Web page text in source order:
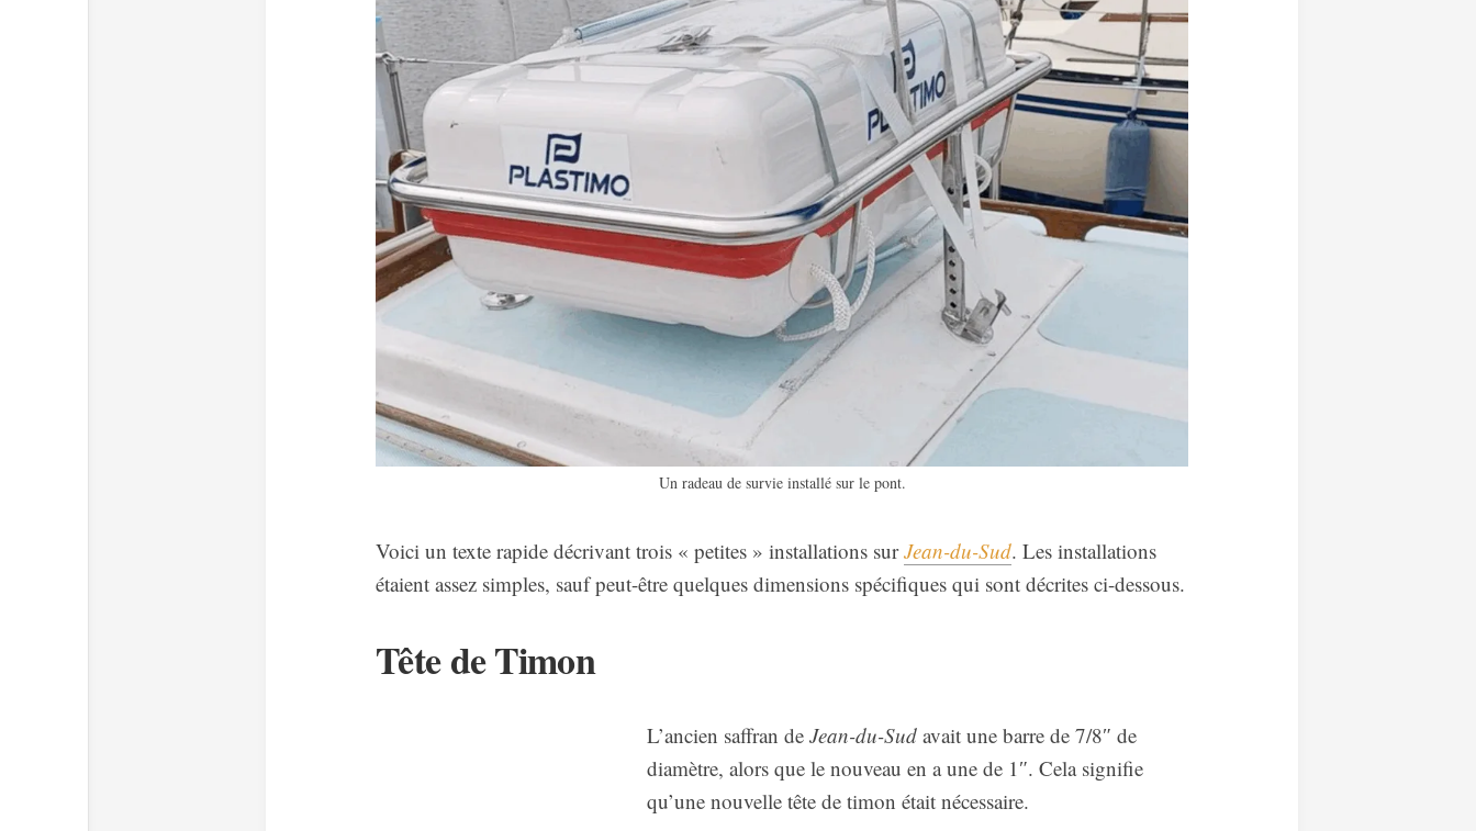
Un radeau de survie installé sur le pont.
Voici un texte rapide décrivant trois « petites » installations surJean-du-Sud. Les installations
étaient assez simples, sauf peut-être quelques dimensions spécifiques qui sont décrites ci-dessous.
Tête de Timon
L’ancien saffran de Jean-du-Sudavait une barre de 7/8″ de
diamètre, alors que le nouveau en a une de 1″. Cela signifie
qu’une nouvelle tête de timon était nécessaire.